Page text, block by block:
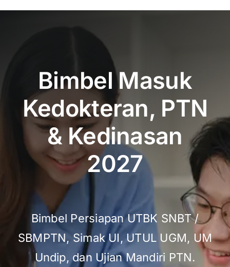
Bimbel Masuk
Kedokteran, PTN
& Kedinasan
2027
Bimbel Persiapan UTBK SNBT /
SBMPTN, Simak UI, UTUL UGM, UM
Undip, dan Ujian Mandiri PTN.